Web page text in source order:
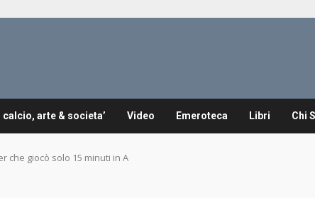
calcio, arte & societa’ Video Emeroteca Libri Chi
che giocò solo 15 minuti in A